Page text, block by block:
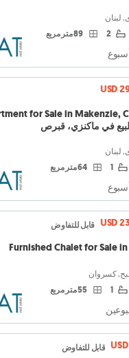
لبنان
2 89 متر مربع
USD
في ماكنزي، قبرص
لبنان
1 64 متر مربع
USD قابل للتفاوض
Furnished Chalet for
كسروان
1 55 متر مربع
قابل للتفاوض